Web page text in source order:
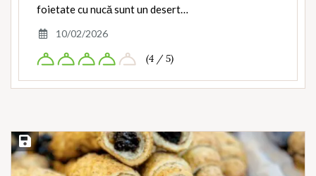
foietate cu nucă sunt un desert…
10/02/2026
(4 / 5)
Save Recipe